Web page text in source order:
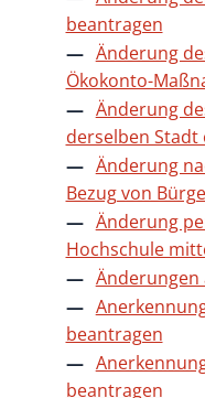
beantragen
Änderung
Ökokonto-
Änderung
derselben
Änderung
Bezug von
Änderung
Hochschule
Änderungen
beantragen
beantragen